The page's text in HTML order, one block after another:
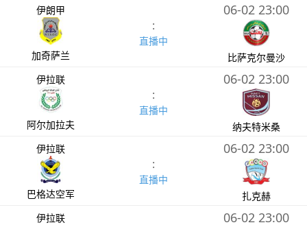
伊朗甲
加奇萨兰
:
直播中
06-02 23:00
比萨克尔曼沙
伊拉联
阿尔加拉夫
:
直播中
06-02 23:00
纳夫特米桑
伊拉联
巴格达空军
:
直播中
06-02 23:00
扎克赫
伊拉联
06-02 23:00